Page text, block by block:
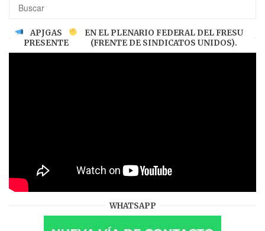
APJGAS
PRESENTE
EN EL PLENARIO FEDERAL DEL FRESU
(FRENTE DE SINDICATOS UNIDOS).
WHATSAPP